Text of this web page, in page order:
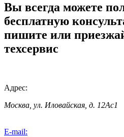
Вы всегда можете
бесплатную
пишите или
техсервис
Адрес:
Москва, ул. Иловайская, д. 12Ас1
E-mail: